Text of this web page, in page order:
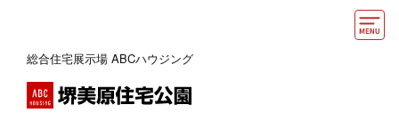
総合住宅展示場 ABCハウジング